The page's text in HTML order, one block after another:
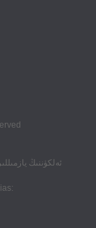
©
ئەلكۈننىڭ
:Follow Aziz Isa Elkun on social medias